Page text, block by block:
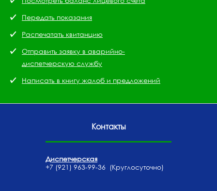
Передать показания
Распечатать квитанцию
Отправить заявку в аварийно-
диспетчерскую службу
Написать в книгу жалоб и предложений
Контакты
Диспетчерская
+7 (921) 963-99-36 (Круглосуточно)